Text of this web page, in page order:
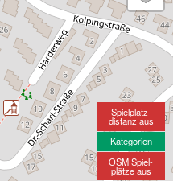
Spielplatz-
distanz aus
Kategorien
OSM Spiel-
plätze aus